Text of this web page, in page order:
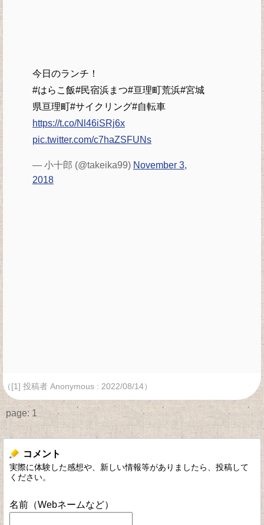
今日のランチ！
#はらこ飯#民宿浜まつ#亘理町荒浜#宮城
県亘理町#サイクリング#自転車
https://t.co/Nl46iSRj6x
pic.twitter.com/c7haZSFUNs
— 小十郎 (@takeika99) November 3,
2018
（[1] 投稿者 Anonymous : 2022/08/14）
page: 1
コメント
実際に体験した感想や、新しい情報等がありましたら、投稿して
ください。
名前（Webネームなど）